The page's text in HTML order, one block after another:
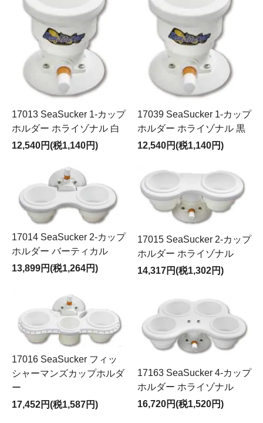
17013 SeaSucker 1-カップ
ホルダー ホライゾナル 白
12,540円(税1,140円)
17039 SeaSucker 1-カップ
ホルダー ホライゾナル 黒
12,540円(税1,140円)
17014 SeaSucker 2-カップ
ホルダー バーティカル
13,899円(税1,264円)
17015 SeaSucker 2-カップ
ホルダー ホライゾナル
14,317円(税1,302円)
17016 SeaSucker フィッ
シャーマンズカップホルダ
ー
17,452円(税1,587円)
17163 SeaSucker 4-カップ
ホルダー ホライゾナル
16,720円(税1,520円)